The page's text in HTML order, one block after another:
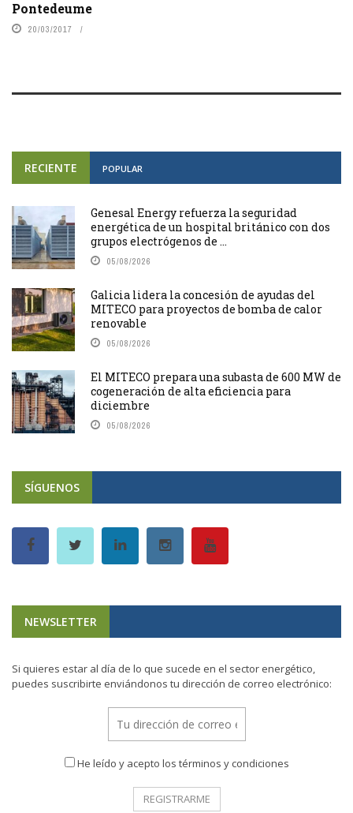
Pontedeume
20/03/2017
RECIENTE POPULAR
Genesal Energy refuerza la seguridad
energética de un hospital británico con dos
grupos electrógenos de ...
05/08/2026
Galicia lidera la concesión de ayudas del
MITECO para proyectos de bomba de calor
renovable
05/08/2026
El MITECO prepara una subasta de 600 MW de
cogeneración de alta eficiencia para
diciembre
05/08/2026
SÍGUENOS
NEWSLETTER
Si quieres estar al día de lo que sucede en el sector energético,
puedes suscribirte enviándonos tu dirección de correo electrónico:
He leído y acepto los términos y condiciones